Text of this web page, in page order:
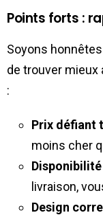
Points forts :
Soyons
de trouver
:
Prix défiant
moins cher
livraison,
Design